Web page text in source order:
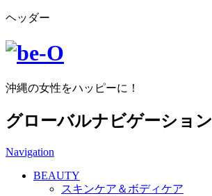
ヘッダー
沖縄の女性をハッピーに！
グローバルナビゲーション
Navigation
BEAUTY
スキンケア＆ボディケア